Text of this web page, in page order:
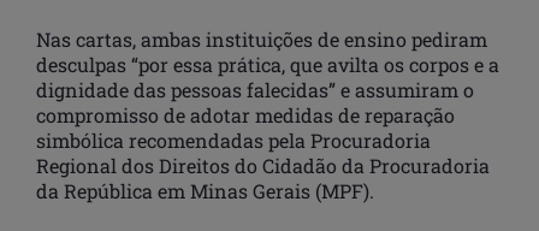
Nas cartas, ambas instituições de ensino pediram
desculpas “por essa prática, que avilta os corpos e a
dignidade das pessoas falecidas” e assumiram o
compromisso de adotar medidas de reparação
simbólica recomendadas pela Procuradoria
Regional dos Direitos do Cidadão da Procuradoria
da República em Minas Gerais (MPF).